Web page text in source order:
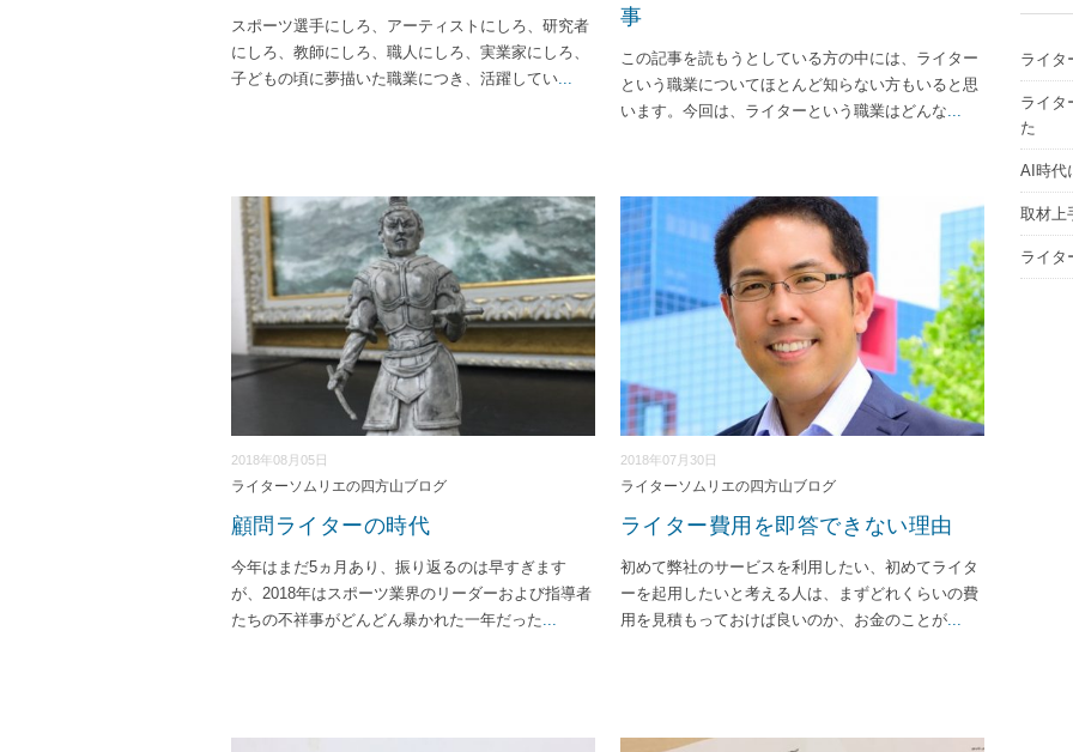
スポーツ選手にしろ、アーティストにしろ、研究者
にしろ、教師にしろ、職人にしろ、実業家にしろ、
子どもの頃に夢描いた職業につき、活躍してい...
事
この記事を読もうとしている方の中には、ライター
という職業についてほとんど知らない方もいると思
います。今回は、ライターという職業はどんな...
2018年08月05日
ライターソムリエの四方山ブログ
顧問ライターの時代
今年はまだ5ヵ月あり、振り返るのは早すぎます
が、2018年はスポーツ業界のリーダーおよび指導者
たちの不祥事がどんどん暴かれた一年だった...
2018年07月30日
ライターソムリエの四方山ブログ
ライター費用を即答できない理由
初めて弊社のサービスを利用したい、初めてライタ
ーを起用したいと考える人は、まずどれくらいの費
用を見積もっておけば良いのか、お金のことが...
ブ
ライタ
ライタ
た
AI時代
取材上
ライタ